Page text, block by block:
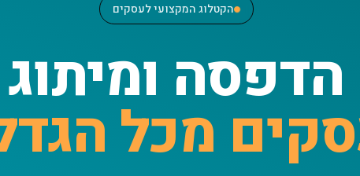
הקטלוג המקצועי לעסקים
הדפסה ומיתוג
מכל